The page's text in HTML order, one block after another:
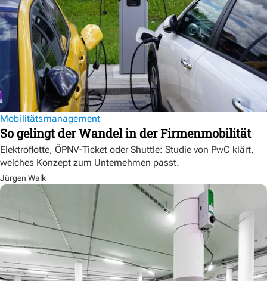
Mobilitätsmanagement
So gelingt der Wandel in der Firmenmobilität
Elektroflotte, ÖPNV-Ticket oder Shuttle: Studie von PwC klärt,
welches Konzept zum Unternehmen passt.
Jürgen Walk